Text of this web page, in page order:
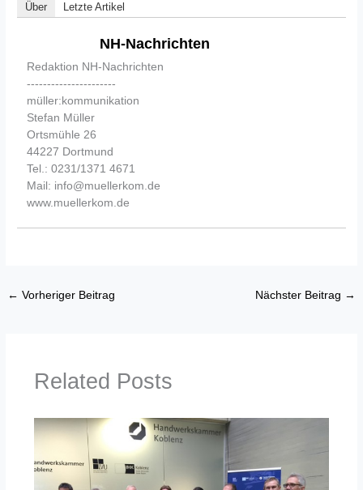
Über Letzte Artikel
NH-Nachrichten
Redaktion NH-Nachrichten
----------------------
müller:kommunikation
Stefan Müller
Ortsmühle 26
44227 Dortmund
Tel.: 0231/1371 4671
Mail: info@muellerkom.de
www.muellerkom.de
← Vorheriger Beitrag Nächster Beitrag →
Related Posts